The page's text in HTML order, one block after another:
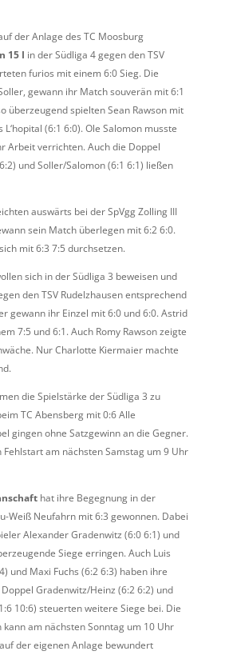
der Anlage des TC Moosburg
15 I in der Südliga 4 gegen den TSV
furios mit einem 6:0 Sieg. Die
gewann ihr Match souverän mit 6:1
überzeugend spielten Sean Rawson mit
L‘hopital (6:1 6:0). Ole Salomon musste
Arbeit verrichten. Auch die Doppel
und Soller/Salomon (6:1 6:1) ließen
auswärts bei der SpVgg Zolling III
sein Match überlegen mit 6:2 6:0.
mit 6:3 7:5 durchsetzen.
sich in der Südliga 3 beweisen und
den TSV Rudelzhausen entsprechend
gewann ihr Einzel mit 6:0 und 6:0. Astrid
7:5 und 6:1. Auch Romy Rawson zeigte
Nur Charlotte Kiermaier machte
die Spielstärke der Südliga 3 zu
TC Abensberg mit 0:6 Alle
gingen ohne Satzgewinn an die Gegner.
Fehlstart am nächsten Samstag um 9 Uhr
hat ihre Begegnung in der
Weiß Neufahrn mit 6:3 gewonnen. Dabei
Alexander Gradenwitz (6:0 6:1) und
Siege erringen. Auch Luis
und Maxi Fuchs (6:2 6:3) haben ihre
Gradenwitz/Heinz (6:2 6:2) und
10:6) steuerten weitere Siege bei. Die
am nächsten Sonntag um 10 Uhr
der eigenen Anlage bewundert